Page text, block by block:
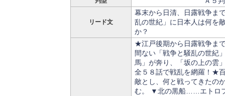
リード文
幕末から日清、日露戦争ま
乱の世紀」に日本人は何を
か？
★江戸後期から日露戦争ま
間ない「戦争と騒乱の世紀
馬」が奔り、「坂の上の雲
全５８話で戦乱を網羅！★
敵とし、何と戦ってきたの
む。 ▼北の黒船……エトロ